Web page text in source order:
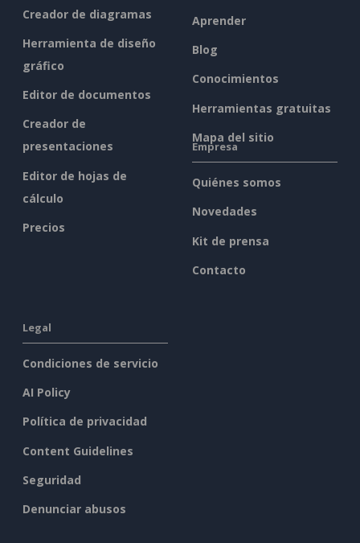
Creador de diagramas
Herramienta de diseño
gráfico
Editor de documentos
Creador de
presentaciones
Editor de hojas de
cálculo
Precios
Aprender
Blog
Conocimientos
Herramientas gratuitas
Mapa del sitio
Empresa
Quiénes somos
Novedades
Kit de prensa
Contacto
Legal
Condiciones de servicio
AI Policy
Política de privacidad
Content Guidelines
Seguridad
Denunciar abusos